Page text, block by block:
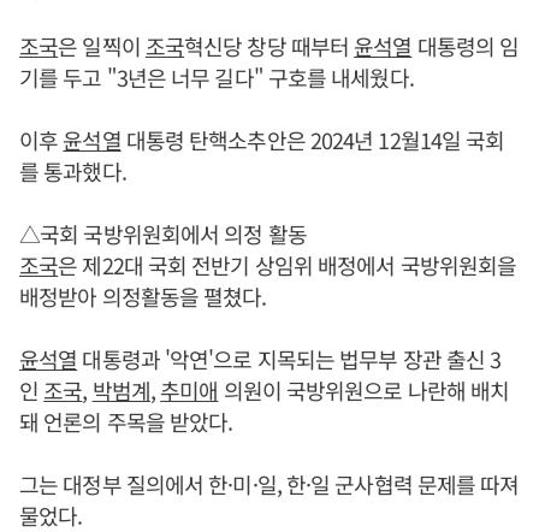
조국은 일찍이 조국혁신당 창당 때부터 윤석열 대통령의 임
기를 두고 "3년은 너무 길다" 구호를 내세웠다.
이후윤석열 대통령 탄핵소추안은 2024년 12월14일 국회
를 통과했다.
△국회 국방위원회에서 의정 활동
조국은 제22대 국회 전반기 상임위 배정에서 국방위원회을
배정받아 의정활동을 펼쳤다.
윤석열 대통령과 '악연'으로 지목되는 법무부 장관 출신 3
인 조국, 박범계,추미애 의원이 국방위원으로 나란해 배치
돼 언론의 주목을 받았다.
그는 대정부 질의에서 한·미·일, 한·일 군사협력 문제를 따져
물었다.